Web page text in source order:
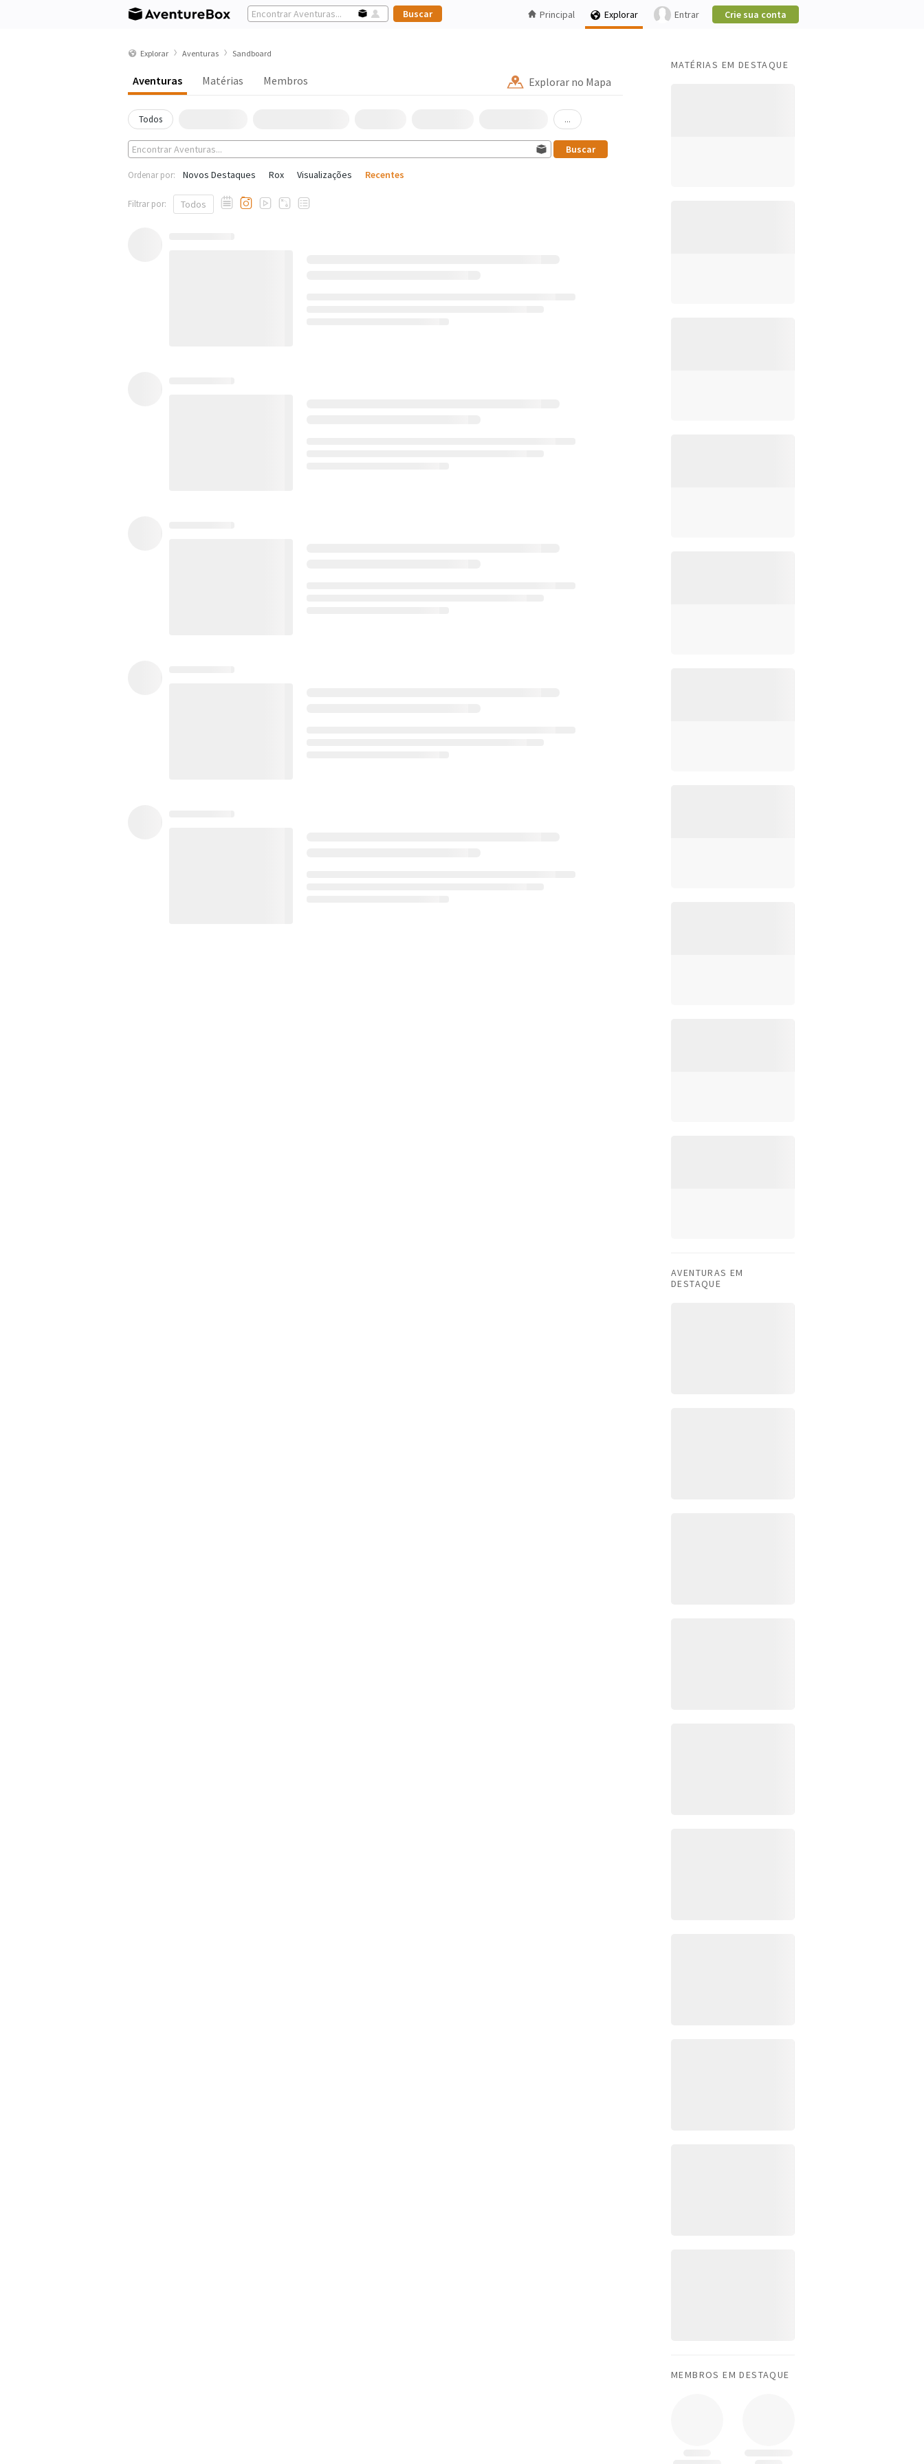
Crie sua conta
Entrar
Explorar
Principal
Explorar Aventuras Sandboard
Explorar no Mapa
Aventuras Matérias Membros
Todos ...
Ordenar por: Novos Destaques Rox Visualizações Recentes
Filtrar por: Todos
MATÉRIAS EM DESTAQUE
AVENTURAS EM
DESTAQUE
MEMBROS EM DESTAQUE